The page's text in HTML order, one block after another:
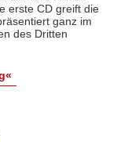
erste CD greift die
ganz im
des Dritten